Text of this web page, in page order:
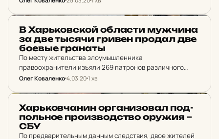
В Харь­ков­ской об­лас­ти муж­чи­на
за две тысячи гривен продал две
боевые гра­наты
По месту жительства злоумышленника
правоохранители изъяли 269 патронов различного
калибра, еще одну гранату и три запала к боеприпасам.
Олег Коваленко4.03.201 хв
Харь­ков­ча­нин ор­га­ни­зо­вал под­
поль­ное про­из­вод­ство оружия –
СБУ
По предварительным данным следствия, двое жителей